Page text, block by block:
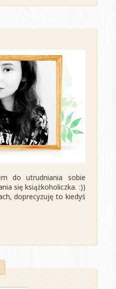
do utrudniania sobie
się książkoholiczka. :))
doprecyzuję to kiedyś